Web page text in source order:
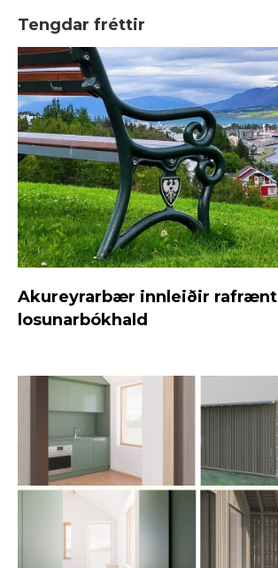
Tengdar fréttir
Akureyrarbær innleiðir rafrænt
losunarbókhald